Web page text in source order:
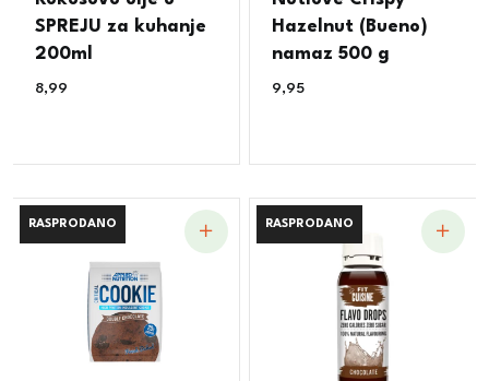
SPREJU za kuhanje
200ml
8,99
Hazelnut (Bueno)
namaz 500 g
9,95
RASPRODANO
RASPRODANO RASPRODANO
RASPRODANO